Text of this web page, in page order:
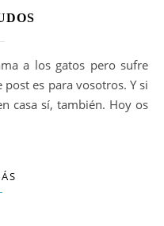
post es para vosotros. Y si
casa sí, también. Hoy os